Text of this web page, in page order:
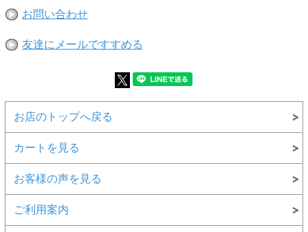
お問い合わせ
友達にメールですすめる
お店のトップへ戻る
カートを見る
お客様の声を見る
ご利用案内